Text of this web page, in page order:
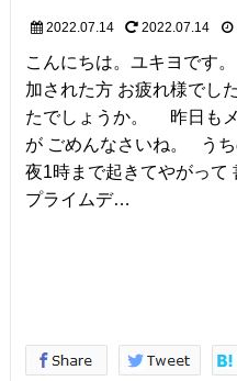
2022.07.14 2022.07.14
こんにちは。ユキヨです
加された方 お疲れ様でし
たでしょうか。 昨日も
が ごめんなさいね。 う
夜1時まで起きてやがっ
プライムデ…